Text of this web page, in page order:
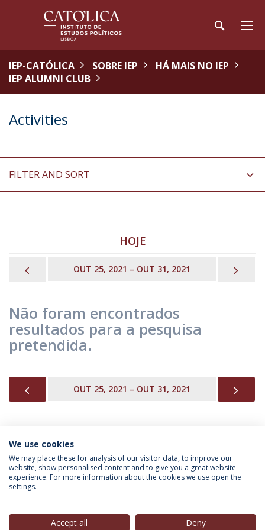
IEP-CATÓLICA SOBRE IEP
HÁ MAIS NO IEP
IEP ALUMNI CLUB
Activities
FILTER AND SORT
HOJE
PREVIOUSOUT 25, 2021 – OUT 31, 2021
Não foram encontrados
resultados para a pesquisa
pretendida.
PREVIOUSOUT 25, 2021 – OUT 31, 2021
INFORMAÇÃO PARA
We use cookies
We may place these for analysis of our visitor data, to improve our
website, show personalised content and to give you a great website
experience. For more information about the cookies we use open the
settings.
Accept all Deny